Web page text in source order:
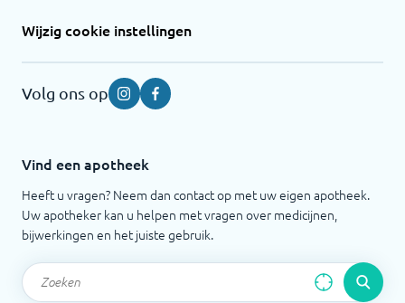
Wijzig cookie instellingen
Volg ons op InstagramFacebook
Vind een apotheek
Heeft u vragen? Neem dan contact op met uw eigen apotheek.
Uw apotheker kan u helpen met vragen over medicijnen,
bijwerkingen en het juiste gebruik.